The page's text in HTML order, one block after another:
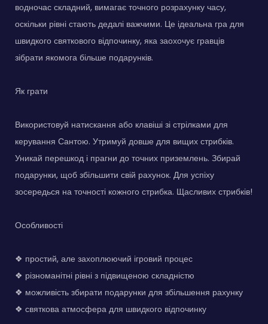
водночас складний, вимагає точного розрахунку часу,
оскільки рівні стають дедалі важчими. Це ідеальна гра для
швидкого святкового відпочинку, яка заохочує гравців
зібрати якомога більше подарунків.
Як грати
Використовуй натискання або клавіші зі стрілками для
керування Сантою. Утримуй довше для вищих стрибків.
Уникай перешкод і прагни до точних приземлень. Збирай
подарунки, щоб збільшити свій рахунок. Для успіху
зосередься на точності кожного стрибка. Щасливих стрибків!
Особливості
❖ простий, але захоплюючий ігровий процес
❖ різноманітні рівні з підвищеною складністю
❖ можливість збирати подарунки для збільшення рахунку
❖ святкова атмосфера для швидкого відпочинку